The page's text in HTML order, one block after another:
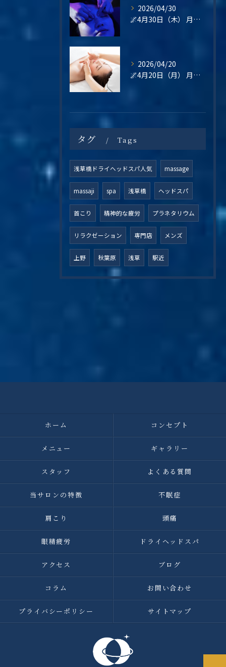
2026/04/30
🌌4月30日（木） 月末の疲れは、“その日のうちに整える”という選択を🌿
2026/04/20
🌌4月20日（月） 月曜日は、“整えてから始める”という選択を🌿
タグ Tags
浅草橋ドライヘッドスパ人気 massage
massaji spa 浅草橋 ヘッドスパ
首こり 精神的な疲労 プラネタリウム
リラクゼーション 専門店 メンズ
上野 秋葉原 浅草 駅近
ホーム コンセプト
メニュー ギャラリー
スタッフ よくある質問
当サロンの特徴 不眠症
肩こり 頭痛
眼精疲労 ドライヘッドスパ
アクセス ブログ
コラム お問い合わせ
プライバシーポリシー サイトマップ